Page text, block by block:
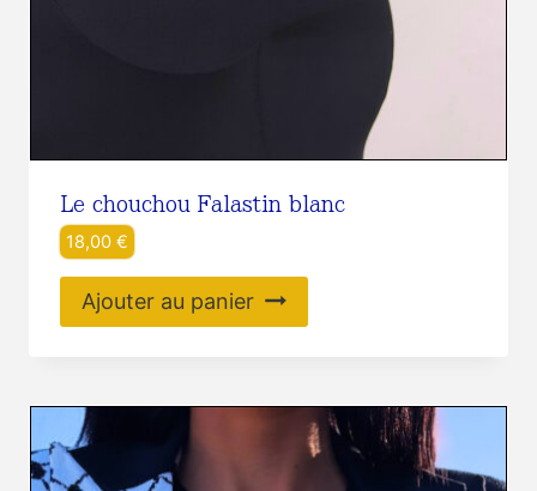
Le chouchou Falastin blanc
18,00 €
Ajouter au panier